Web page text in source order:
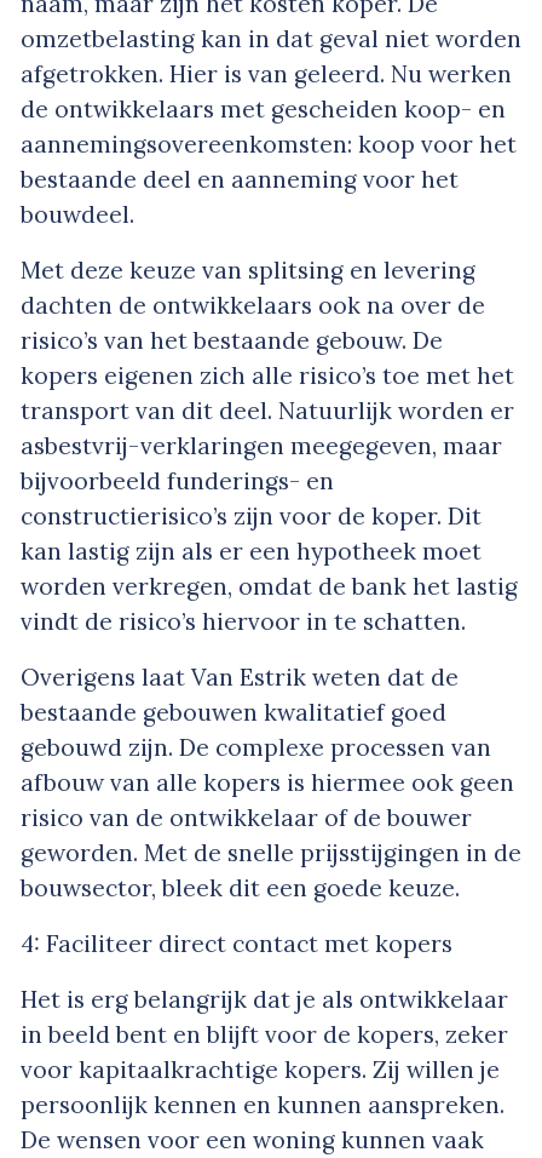
omzetbelasting kan in dat geval niet worden
afgetrokken. Hier is van geleerd. Nu werken
de ontwikkelaars met gescheiden koop- en
aannemingsovereenkomsten: koop voor het
bestaande deel en aanneming voor het
bouwdeel.
Met deze keuze van splitsing en levering
dachten de ontwikkelaars ook na over de
risico’s van het bestaande gebouw. De
kopers eigenen zich alle risico’s toe met het
transport van dit deel. Natuurlijk worden er
asbestvrij-verklaringen meegegeven, maar
bijvoorbeeld funderings- en
constructierisico’s zijn voor de koper. Dit
kan lastig zijn als er een hypotheek moet
worden verkregen, omdat de bank het lastig
vindt de risico’s hiervoor in te schatten.
Overigens laat Van Estrik weten dat de
bestaande gebouwen kwalitatief goed
gebouwd zijn. De complexe processen van
afbouw van alle kopers is hiermee ook geen
risico van de ontwikkelaar of de bouwer
geworden. Met de snelle prijsstijgingen in de
bouwsector, bleek dit een goede keuze.
4: Faciliteer direct contact met kopers
Het is erg belangrijk dat je als ontwikkelaar
in beeld bent en blijft voor de kopers, zeker
voor kapitaalkrachtige kopers. Zij willen je
persoonlijk kennen en kunnen aanspreken.
De wensen voor een woning kunnen vaak